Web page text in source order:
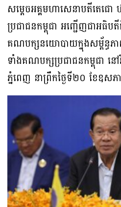
សម្តេចអគ្គមហាសេនាបតីតេ
ប្រជាជនកម្ពុជា អញ្ជើញជាអធិប
គណបក្សនយោបាយក្នុងសម្ព័ន្ធ
ទាំងគណបក្សប្រជាជនកម្ពុជា នៅ
ភ្នំពេញ នាព្រឹកថ្ងៃទី២០ ខែឧស